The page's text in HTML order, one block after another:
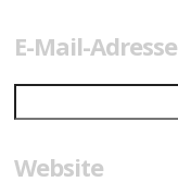
E-Mail-
Website